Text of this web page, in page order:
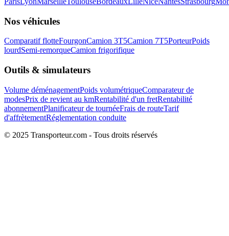
Nos véhicules
Comparatif flotteFourgonCamion 3T5Camion 7T5PorteurPoids
lourdSemi-remorqueCamion frigorifique
Outils & simulateurs
Volume déménagementPoids volumétriqueComparateur de
modesPrix de revient au kmRentabilité d'un fretRentabilité
abonnementPlanificateur de tournéeFrais de routeTarif
d'affrètementRéglementation conduite
© 2025 Transporteur.com - Tous droits réservés